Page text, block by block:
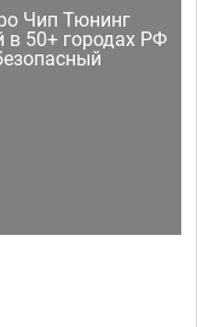
Чип Тюнинг
в 50+ городах РФ